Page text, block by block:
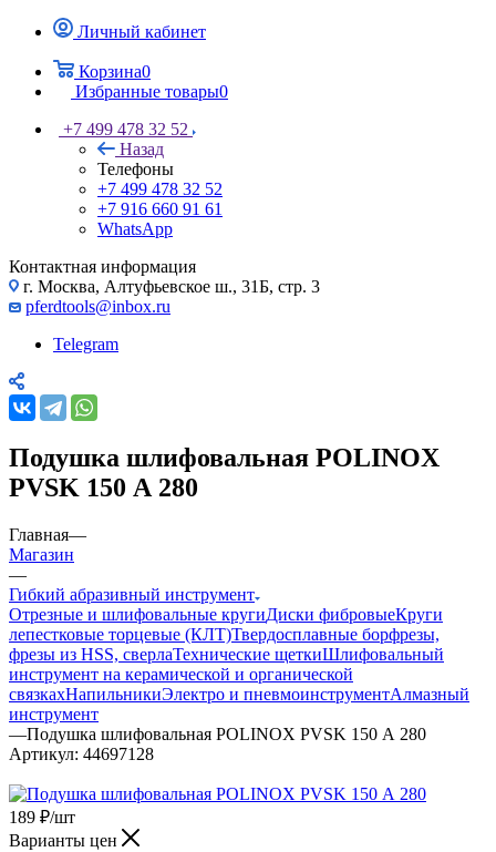
Личный кабинет
Корзина0
Избранные товары0
+7 499 478 32 52
Назад
Телефоны
+7 499 478 32 52
+7 916 660 91 61
WhatsApp
Контактная информация
г. Москва, Алтуфьевское ш., 31Б, стр. 3
pferdtools@inbox.ru
Telegram
Подушка шлифовальная POLINOX
PVSK 150 А 280
Главная—
Магазин
—
Гибкий абразивный инструмент
Отрезные и шлифовальные кругиДиски фибровыеКруги
лепестковые торцевые (КЛТ)Твердосплавные борфрезы,
фрезы из HSS, сверлаТехнические щеткиШлифовальный
инструмент на керамической и органической
связкахНапильникиЭлектро и пневмоинструментАлмазный
инструмент
—Подушка шлифовальная POLINOX PVSK 150 А 280
Артикул: 44697128
189 ₽/шт
Варианты цен